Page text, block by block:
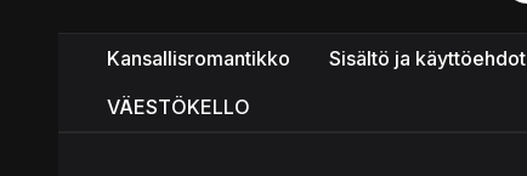
Kansallisromantikko Sisältö ja käyttöehdot
VÄESTÖKELLO